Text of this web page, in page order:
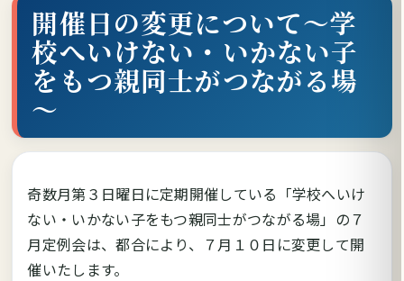
開催日の変更について～学
校へいけない・いかない子
をもつ親同士がつながる場
～
奇数月第３日曜日に定期開催している「学校へいけ
ない・いかない子をもつ親同士がつながる場」の７
月定例会は、都合により、７月１０日に変更して開
催いたします。